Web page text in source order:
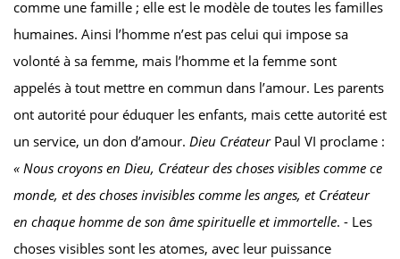
comme une famille ; elle est le modèle de toutes les familles
humaines. Ainsi l’homme n’est pas celui qui impose sa
volonté à sa femme, mais l’homme et la femme sont
appelés à tout mettre en commun dans l’amour. Les parents
ont autorité pour éduquer les enfants, mais cette autorité est
un service, un don d’amour. Dieu CréateurPaul VI proclame :
« Nous croyons en Dieu, Créateur des choses visibles comme ce
monde, et des choses invisibles comme les anges, et Créateur
en chaque homme de son âme spirituelle et immortelle. - Les
choses visibles sont les atomes, avec leur puissance